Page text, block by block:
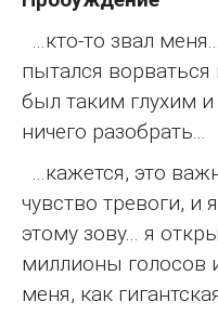
...кто-то звал
пытался
был таким глухим
ничего разобрать...
...кажется, это
чувство тревоги, и
этому зову... я
миллионы голосов
меня, как